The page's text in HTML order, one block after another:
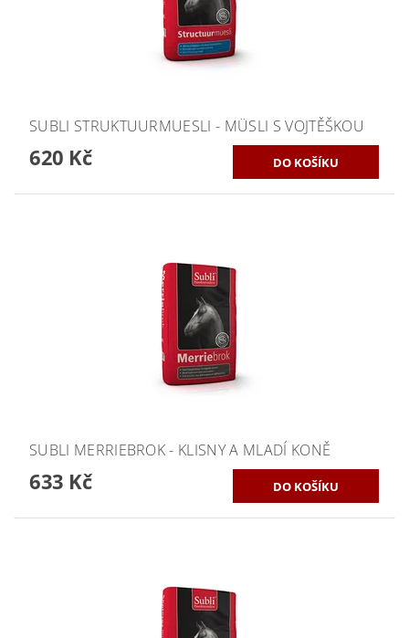
SUBLI STRUKTUURMUESLI - MÜSLI S VOJTĚŠKOU
620 Kč
SUBLI MERRIEBROK - KLISNY A MLADÍ KONĚ
633 Kč